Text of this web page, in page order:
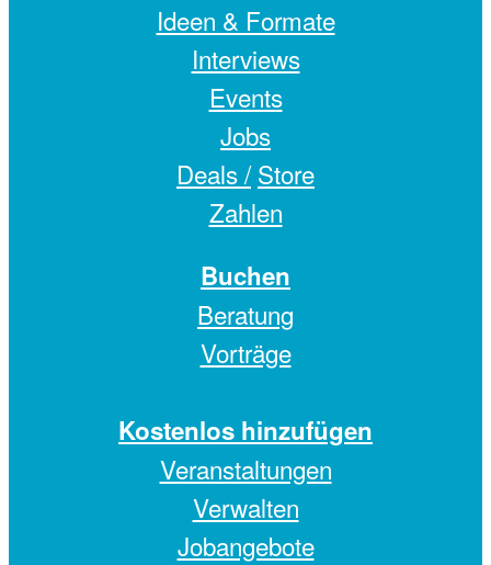
Ideen & Formate
Interviews
Events
Jobs
Deals / Store
Zahlen
Buchen
Beratung
Vorträge
Kostenlos hinzufügen
Veranstaltungen
Verwalten
Jobangebote